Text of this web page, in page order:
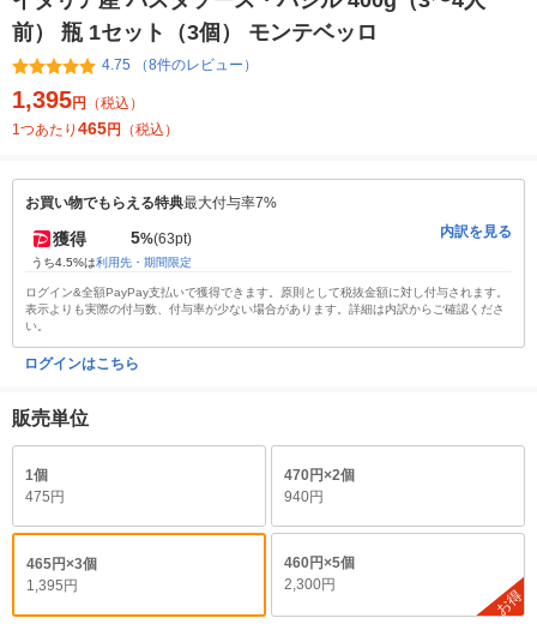
前） 瓶 1セット（3個） モンテベッロ
4.75 （8件のレビュー）
1,395円
（税込）
1つあたり 465円 （税込）
お買い物でもらえる特典最大付与率7%
獲得 5%(63pt)
うち4.5%は利用先・期間限定
内訳を見る
ログイン&全額PayPay支払いで獲得できます。原則として税抜金額に対し付与されます。
表示よりも実際の付与数、付与率が少ない場合があります。詳細は内訳からご確認くださ
い。
ログインはこちら
販売単位
1個
475円
470円×2個
940円
465円×3個
1,395円
460円×5個
2,300円
お得